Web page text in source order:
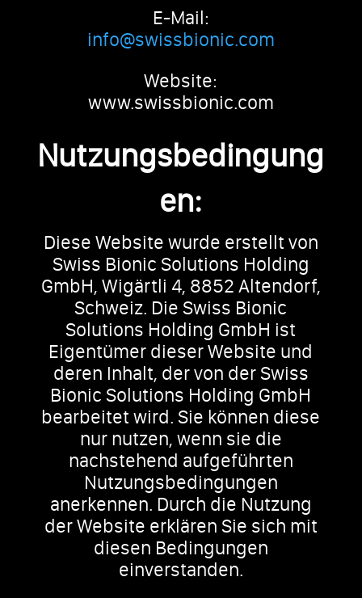
E-Mail:
info@swissbionic.com
Website:
www.swissbionic.com
Nutzungsbedingung
en:
Diese Website wurde erstellt von
Swiss Bionic Solutions Holding
GmbH, Wigärtli 4, 8852 Altendorf,
Schweiz. Die Swiss Bionic
Solutions Holding GmbH ist
Eigentümer dieser Website und
deren Inhalt, der von der Swiss
Bionic Solutions Holding GmbH
bearbeitet wird. Sie können diese
nur nutzen, wenn sie die
nachstehend aufgeführten
Nutzungsbedingungen
anerkennen. Durch die Nutzung
der Website erklären Sie sich mit
diesen Bedingungen
einverstanden.